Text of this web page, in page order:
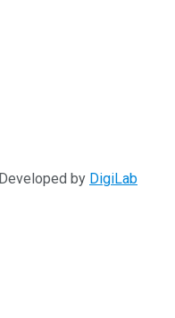
by DigiLab